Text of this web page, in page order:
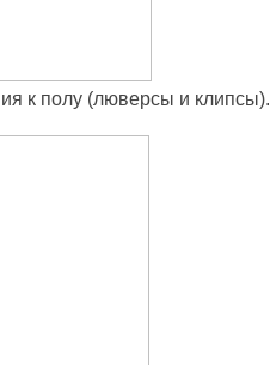
к полу (люверсы и клипсы).